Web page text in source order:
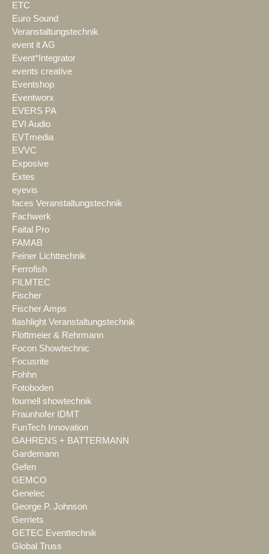
ETC
Euro Sound
Veranstaltungstechnik
event it AG
Event*Integrator
events creative
Eventshop
Eventworx
EVERS PA
EVI Audio
EVTmedia
EVVC
Exposive
Extes
eyevis
faces Veranstaltungstechnik
Fachwerk
Faital Pro
FAMAB
Feiner Lichttechnik
Ferrofish
FILMTEC
Fischer
Fischer Amps
flashlight Veranstaltungstechnik
Flottmeier & Rehrmann
Focon Showtechnic
Focusrite
Fohhn
Fotoboden
fournell showtechnik
Fraunhofer IDMT
FunTech Innovation
GAHRENS + BATTERMANN
Gardemann
Gefen
GEMCO
Genelec
George P. Johnson
Gerriets
GETEC Eventtechnik
Global Truss